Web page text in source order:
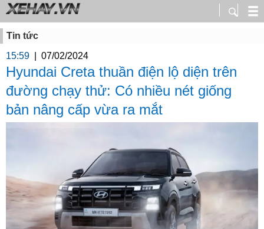
Tin tức
15:59
07/02/2024
Hyundai Creta thuần điện lộ diện trên
đường chạy thử: Có nhiều nét giống
bản nâng cấp vừa ra mắt